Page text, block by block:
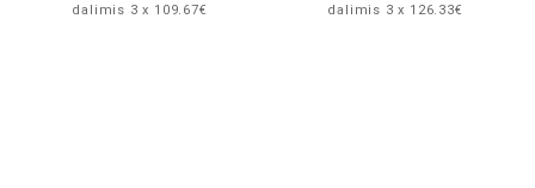
dalimis 3 x 109.67€
dalimis 3 x 126.33€